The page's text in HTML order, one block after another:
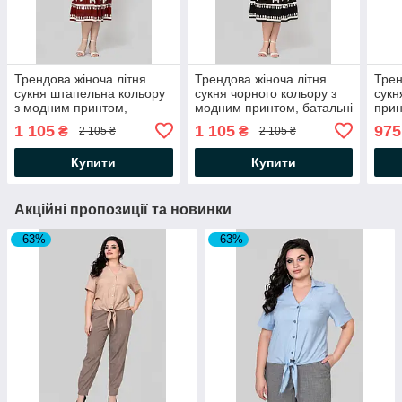
Трендова жіноча літня
сукня штапельна кольору
з модним принтом,
1 105 ₴ 2 105 ₴
Купити
Трендова жіноча літня
сукня чорного кольору з
модним принтом, батальні
1 105₴ 2 105 ₴
Купити
975
Акційні пропозиції та новинки
–63% –63%